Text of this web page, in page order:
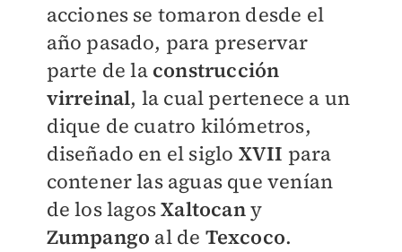
acciones se tomaron desde el
año pasado, para preservar
parte de la construcción
virreinal, la cual pertenece a un
dique de cuatro kilómetros,
diseñado en el siglo XVII para
contener las aguas que venían
de los lagosXaltocany
Zumpango al de Texcoco.